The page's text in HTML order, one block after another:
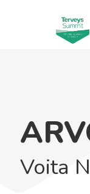
Voita